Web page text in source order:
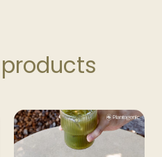
This
product
has